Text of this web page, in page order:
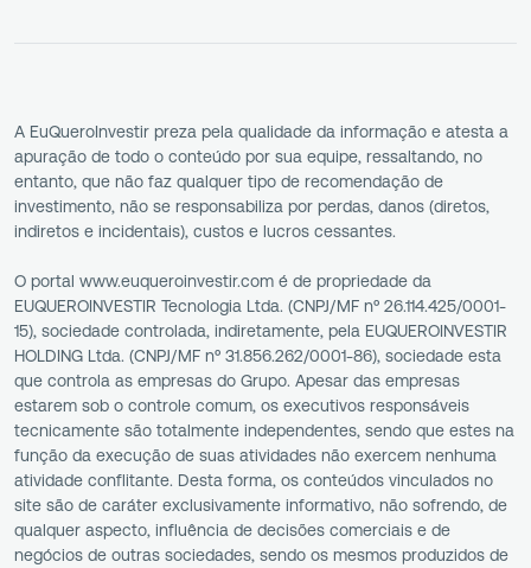
A EuQueroInvestir preza pela qualidade da informação e atesta a
apuração de todo o conteúdo por sua equipe, ressaltando, no
entanto, que não faz qualquer tipo de recomendação de
investimento, não se responsabiliza por perdas, danos (diretos,
indiretos e incidentais), custos e lucros cessantes.
O portal www.euqueroinvestir.com é de propriedade da
EUQUEROINVESTIR Tecnologia Ltda. (CNPJ/MF nº 26.114.425/0001-
15), sociedade controlada, indiretamente, pela EUQUEROINVESTIR
HOLDING Ltda. (CNPJ/MF nº 31.856.262/0001-86), sociedade esta
que controla as empresas do Grupo. Apesar das empresas
estarem sob o controle comum, os executivos responsáveis
tecnicamente são totalmente independentes, sendo que estes na
função da execução de suas atividades não exercem nenhuma
atividade conflitante. Desta forma, os conteúdos vinculados no
site são de caráter exclusivamente informativo, não sofrendo, de
qualquer aspecto, influência de decisões comerciais e de
negócios de outras sociedades, sendo os mesmos produzidos de